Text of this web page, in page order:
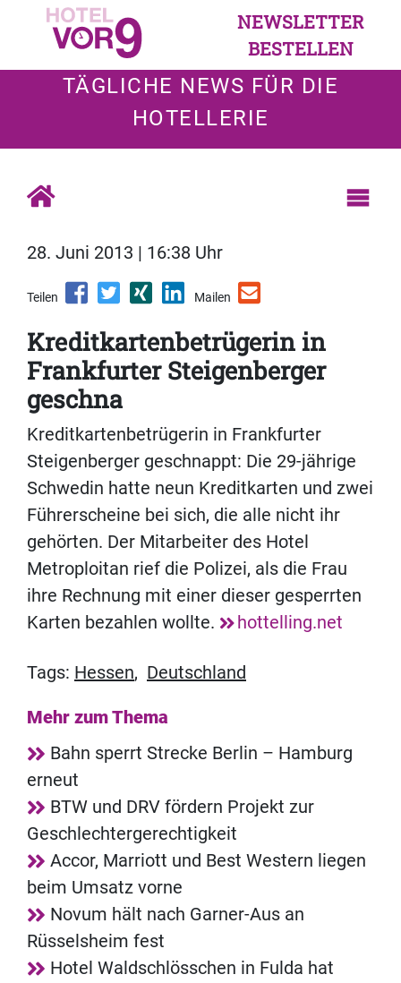
NEWSLETTER
BESTELLEN
TÄGLICHE NEWS FÜR DIE
HOTELLERIE
28. Juni 2013 | 16:38 Uhr
Teilen Mailen
Kreditkartenbetrügerin in
Frankfurter Steigenberger
geschna
Kreditkartenbetrügerin in Frankfurter
Steigenberger geschnappt: Die 29-jährige
Schwedin hatte neun Kreditkarten und zwei
Führerscheine bei sich, die alle nicht ihr
gehörten. Der Mitarbeiter des Hotel
Metroploitan rief die Polizei, als die Frau
ihre Rechnung mit einer dieser gesperrten
Karten bezahlen wollte.
hottelling.net
Tags: Hessen, Deutschland
Mehr zum Thema
Bahn sperrt Strecke Berlin – Hamburg
erneut
BTW und DRV fördern Projekt zur
Geschlechtergerechtigkeit
Accor, Marriott und Best Western liegen
beim Umsatz vorne
Novum hält nach Garner-Aus an
Rüsselsheim fest
Hotel Waldschlösschen in Fulda hat